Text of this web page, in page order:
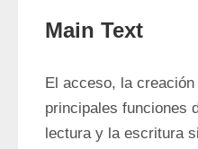
Main Text
El acceso, la
principales funciones
lectura y la escritura